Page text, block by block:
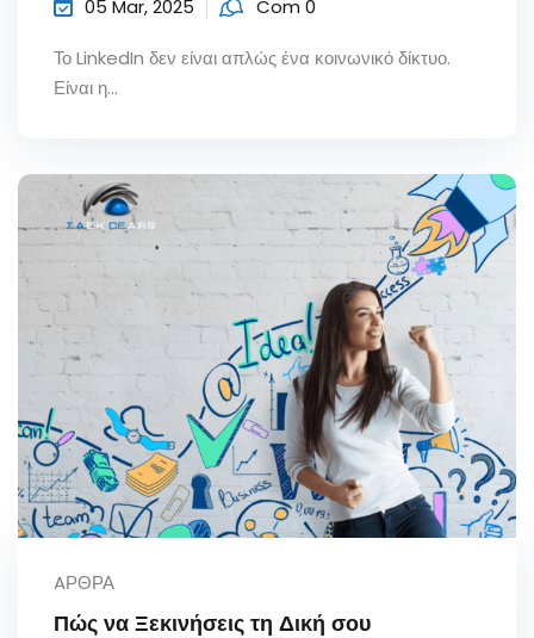
05 Mar, 2025 Com 0
Το LinkedIn δεν είναι απλώς ένα κοινωνικό δίκτυο.
Είναι η...
AΡΘΡΑ
Πώς να Ξεκινήσεις τη Δική σου